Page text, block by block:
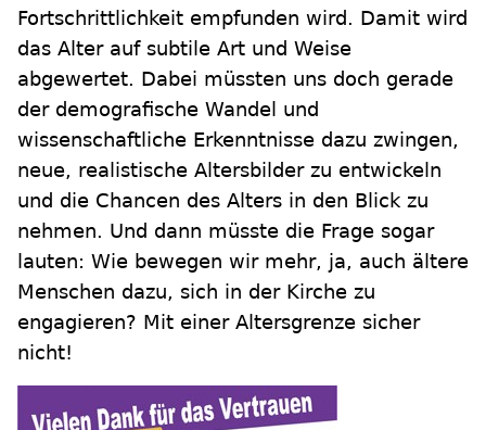
Fortschrittlichkeit empfunden wird. Damit wird
das Alter auf subtile Art und Weise
abgewertet. Dabei müssten uns doch gerade
der demografische Wandel und
wissenschaftliche Erkenntnisse dazu zwingen,
neue, realistische Altersbilder zu entwickeln
und die Chancen des Alters in den Blick zu
nehmen. Und dann müsste die Frage sogar
lauten: Wie bewegen wir mehr, ja, auch ältere
Menschen dazu, sich in der Kirche zu
engagieren? Mit einer Altersgrenze sicher
nicht!